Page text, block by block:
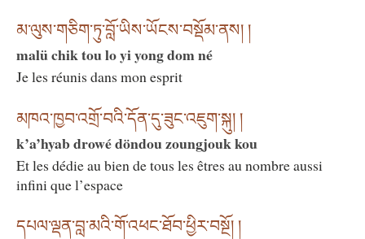
མ་ལུས་གཅིག་ཏུ་བློ་ཡིས་ཡོངས་བསྡོམ་ནས། །
malü chik tou lo yi yong dom né
Je les réunis dans mon esprit
མཁའ་ཁྱབ་འགྲོ་བའི་དོན་དུ་ཟུང་འཇུག་སྐུ། །
k’a’hyab drowé döndou zoungjouk kou
Et les dédie au bien de tous les êtres au nombre aussi
infini que l’espace
དཔལ་ལྡན་བླ་མའི་གོ་འཕང་ཐོབ་ཕྱིར་བསྔོ། །